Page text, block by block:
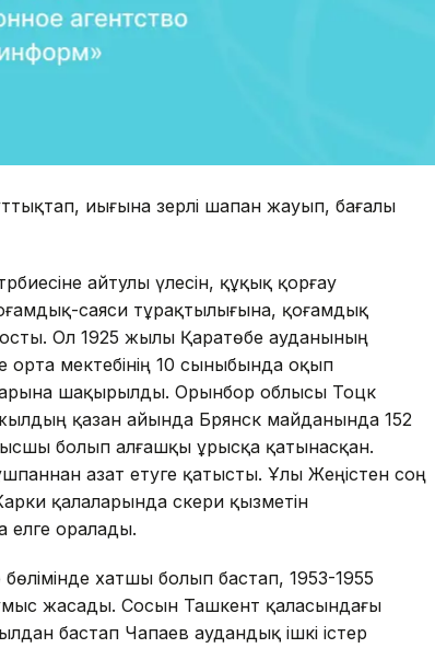
иығына зерлі шапан жауып, бағалы
айтулы үлесін, құқық қорғау
саяси тұрақтылығына, қоғамдық
Ол 1925 жылы Қаратөбе ауданының
орта мектебінің 10 сыныбында оқып
шақырылды. Орынбор облысы Тоцк
қазан айында Брянск майданында 152
болып алғашқы ұрысқа қатынасқан.
азат етуге қатысты. Ұлы Жеңістен соң
қалаларында әскери қызметін
оралады.
хатшы болып бастап, 1953-1955
жасады. Сосын Ташкент қаласындағы
бастап Чапаев аудандық ішкі істер